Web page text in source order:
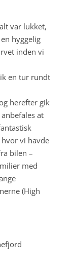
var lukket,
hyggelig
inden vi
en tur rundt
herefter gik
at
vi havde
bilen –
med
(High